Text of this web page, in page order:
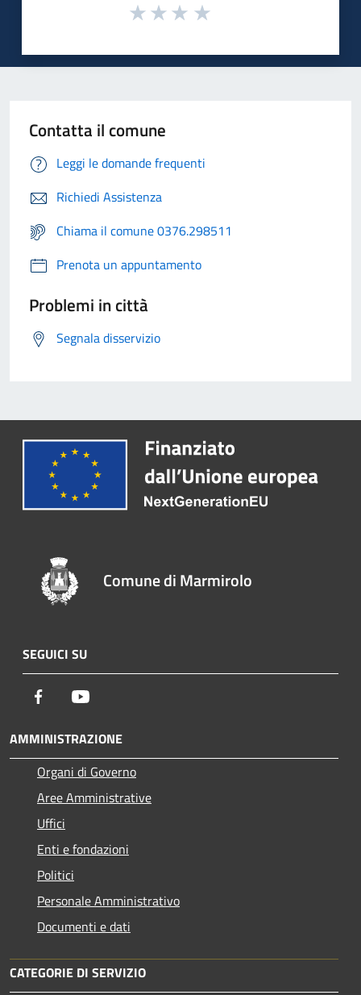
Contatta il comune
Leggi le domande frequenti
Richiedi Assistenza
Chiama il comune 0376.298511
Prenota un appuntamento
Problemi in città
Segnala disservizio
Comune di Marmirolo
SEGUICI SU
Facebook
AMMINISTRAZIONE
Organi di Governo
Aree Amministrative
Uffici
Enti e fondazioni
Politici
Personale Amministrativo
Documenti e dati
CATEGORIE DI SERVIZIO